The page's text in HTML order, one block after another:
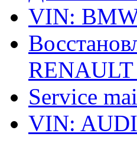
VIN:
RENAULT
Service
VIN: AUDI